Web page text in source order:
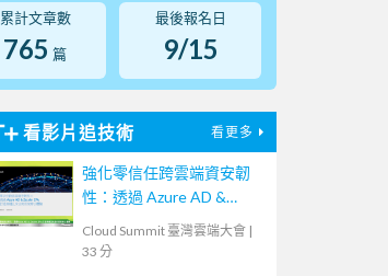
累計文章數
765 篇
最後報名日
9/15
看影片追技術 看更多
強化零信任跨雲端資安韌
性：透過 Azure AD &
Zscaler ZPA 打造無縫且
安全的居家辦公體驗
Cloud Summit 臺灣雲端大會 |
33 分